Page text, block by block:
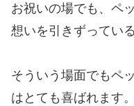
お祝いの場でも、ペ
想いを引きずってい
そういう場面でもペ
はとても喜ばれます。